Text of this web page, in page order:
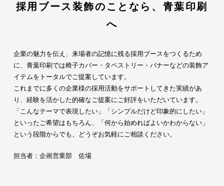
採用ブース装飾のことなら、青葉印刷
へ
企業の魅力を伝え、来場者の記憶に残る採用ブースをつくるため
に、青葉印刷では椅子カバー・タペストリー・バナーなどの装飾ア
イテムをトータルでご提案しています。
これまでに多くの企業様の採用活動をサポートしてきた実績があ
り、経験を活かした的確なご提案にご好評をいただいています。
「こんなテーマで表現したい」「シンプルだけど印象的にしたい」
といったご希望はもちろん、「何から始めればよいかわからない」
という段階からでも、どうぞお気軽にご相談ください。
担当者：企画営業部 佐場